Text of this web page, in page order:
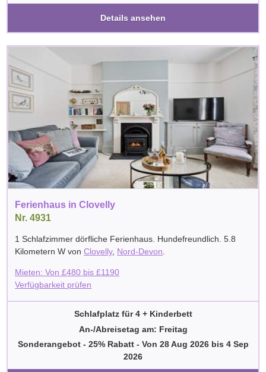
Details ansehen
Ferienhaus in Clovelly
Nr. 4931
1 Schlafzimmer dörfliche Ferienhaus. Hundefreundlich. 5.8
Kilometern W vonClovelly, Nord-Devon
Mieten: Von£480 bis£1190
Verfügbarkeit prüfen
Schlafplatz für 4 + Kinderbett
An-/Abreisetag am: Freitag
Sonderangebot - 25% Rabatt- Von 28 Aug 2026bis 4 Sep
2026